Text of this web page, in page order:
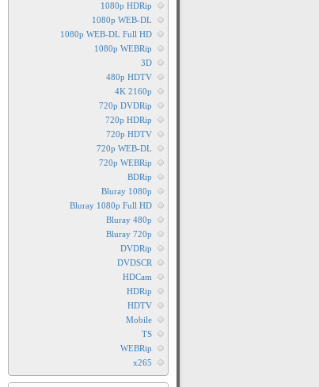
1080p HDRip
1080p WEB-DL
1080p WEB-DL Full HD
1080p WEBRip
3D
480p HDTV
4K 2160p
720p DVDRip
720p HDRip
720p HDTV
720p WEB-DL
720p WEBRip
BDRip
Bluray 1080p
Bluray 1080p Full HD
Bluray 480p
Bluray 720p
DVDRip
DVDSCR
HDCam
HDRip
HDTV
Mobile
TS
WEBRip
x265